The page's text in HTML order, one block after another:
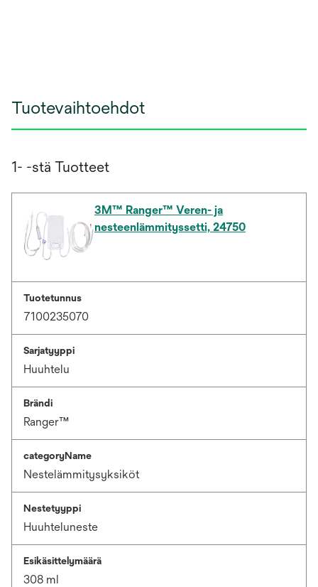
Tuotevaihtoehdot
1- -stä Tuotteet
3M™ Ranger™ Veren- ja
nesteenlämmityssetti, 24750
Tuotetunnus
7100235070
Sarjatyyppi
Huuhtelu
Brändi
Ranger™
categoryName
Nestelämmitysyksiköt
Nestetyyppi
Huuhteluneste
Esikäsittelymäärä
308 ml